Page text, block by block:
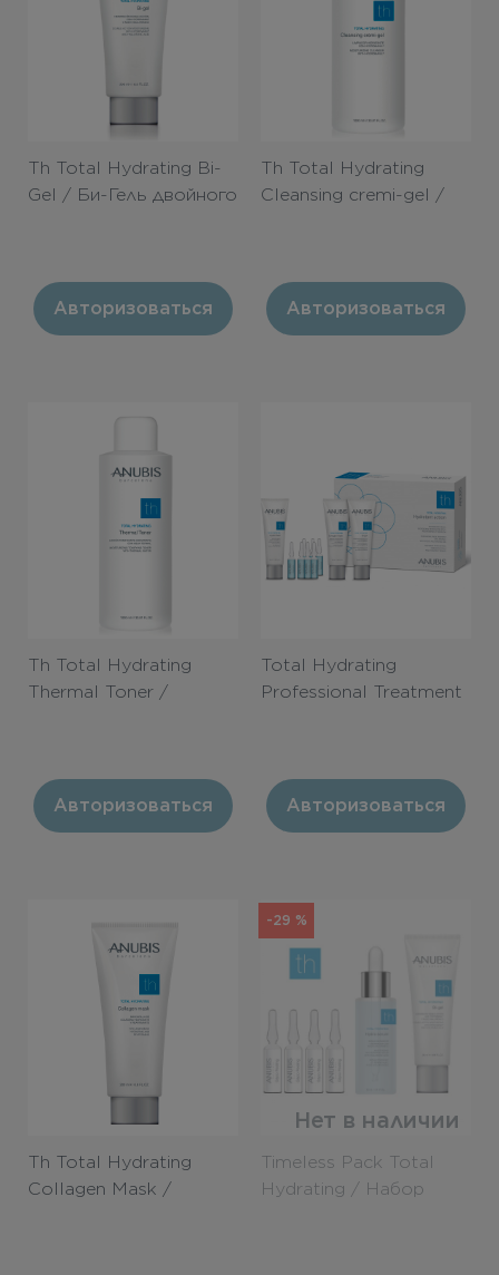
Th Total Hydrating Bi-
Gel / Би-Гель двойного
Авторизоваться
Th Total Hydrating
Cleansing cremi-gel /
Авторизоваться
Th Total Hydrating
Thermal Toner /
Авторизоваться
Total Hydrating
Professional Treatment
Авторизоваться
Th Total Hydrating
Collagen Mask /
Нет в наличии
-29 %
Timeless Pack Total
Hydrating / Набор